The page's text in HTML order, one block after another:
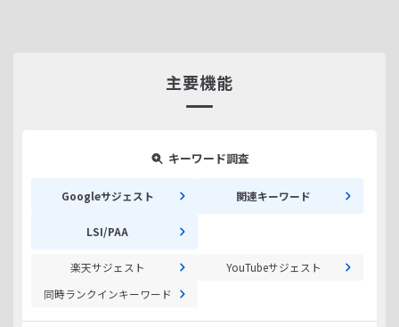
主要機能
キーワード調査
Googleサジェスト 関連キーワード
LSI/PAA
楽天サジェスト
YouTubeサジェスト
同時ランクインキーワード